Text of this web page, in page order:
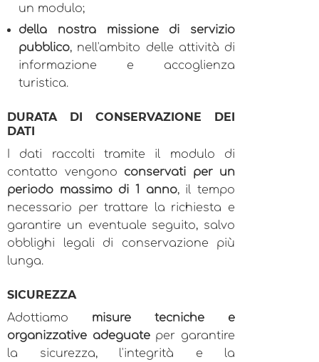
un modulo;
della nostra missione di servizio
pubblico, nell'ambito delle attività di
informazione e accoglienza
turistica.
DURATA DI CONSERVAZIONE DEI
DATI
I dati raccolti tramite il modulo di
contatto vengono conservati per un
periodo massimo di 1 anno, il tempo
necessario per trattare la richiesta e
garantire un eventuale seguito, salvo
obblighi legali di conservazione più
lunga.
SICUREZZA
Adottiamo misure tecniche e
organizzative adeguateper garantire
la sicurezza, l'integrità e la